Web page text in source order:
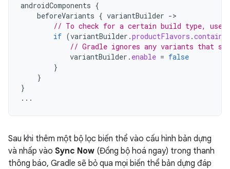
androidComponents {
beforeVariants { variantBuilder ->
// To check for a certain build type, use
if (variantBuilder .productFlavors .
// Gradle ignores any variants that
variantBuilder . enable = false
}
}
}
...
Sau khi thêm một bộ lọc biến thể vào cấu hình bản dựng
và nhấp vào Sync Now (Đồng bộ hoá ngay) trong thanh
thông báo, Gradle sẽ bỏ qua mọi biến thể bản dựng đáp